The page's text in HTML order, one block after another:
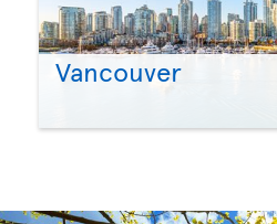
Vancouver